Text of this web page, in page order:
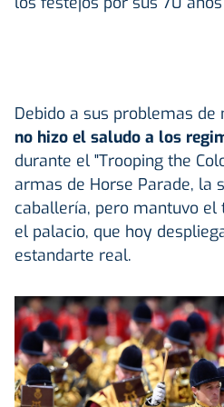
Debido a sus problemas
no hizo el saludo a los
durante el "Trooping the
armas de Horse Parade, la
caballería, pero mantuvo el
el palacio, que hoy
estandarte real.